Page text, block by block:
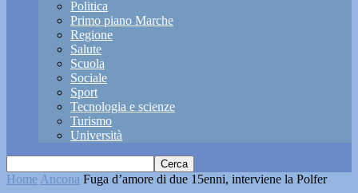
Politica
Primo piano Marche
Regione
Salute
Scuola
Sociale
Sport
Tecnologia e scienze
Turismo
Università
Home Ancona Fuga d’amore di due 15enni, interviene la Polfer